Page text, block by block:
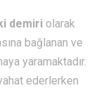
demiri olarak
bağlanan ve
yaramaktadır.
ederlerken